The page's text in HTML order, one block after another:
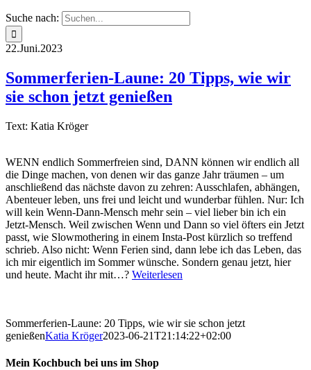
Suche nach:
22.Juni.2023
Sommerferien-Laune: 20 Tipps, wie wir
sie schon jetzt genießen
Text: Katia Kröger
WENN endlich Sommerfreien sind, DANN können wir endlich all
die Dinge machen, von denen wir das ganze Jahr träumen – um
anschließend das nächste davon zu zehren: Ausschlafen, abhängen,
Abenteuer leben, uns frei und leicht und wunderbar fühlen. Nur: Ich
will kein Wenn-Dann-Mensch mehr sein – viel lieber bin ich ein
Jetzt-Mensch. Weil zwischen Wenn und Dann so viel öfters ein Jetzt
passt, wie Slowmothering in einem Insta-Post kürzlich so treffend
schrieb. Also nicht: Wenn Ferien sind, dann lebe ich das Leben, das
ich mir eigentlich im Sommer wünsche. Sondern genau jetzt, hier
und heute. Macht ihr mit…? Weiterlesen
Sommerferien-Laune: 20 Tipps, wie wir sie schon jetzt
genießenKatia Kröger2023-06-21T21:14:22+02:00
Mein Kochbuch bei uns im Shop